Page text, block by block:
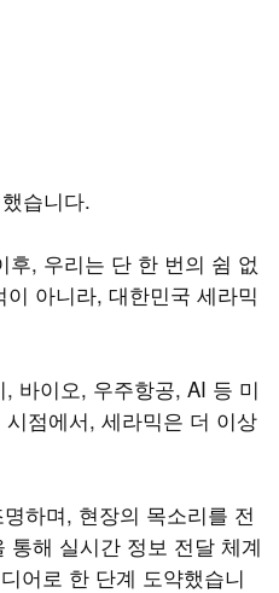
습니다.
, 우리는 단 한 번의 쉼 없
아니라, 대한민국 세라믹
바이오, 우주항공, AI 등 미
점에서, 세라믹은 더 이상
하며, 현장의 목소리를 전
통해 실시간 정보 전달 체계
어로 한 단계 도약했습니